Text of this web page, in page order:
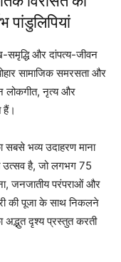
पांडुलिपियां
समृद्धि और दांपत्य-जीवन
सामाजिक समरसता और
लोकगीत, नृत्य और
हैं।
सबसे भव्य उदाहरण माना
उत्सव है, जो लगभग 75
जनजातीय परंपराओं और
की पूजा के साथ निकलने
अद्भुत दृश्य प्रस्तुत करती